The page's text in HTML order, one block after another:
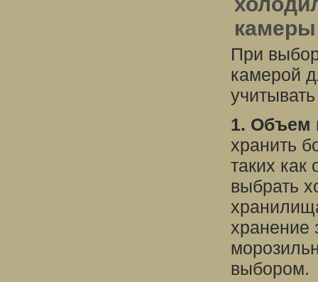
камеры
При
камерой
1. Объем
хранить
таких
выбрать
хранение
выбором.